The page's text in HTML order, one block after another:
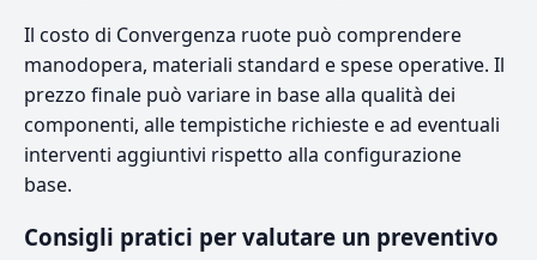
Il costo di Convergenza ruote può comprendere
manodopera, materiali standard e spese operative. Il
prezzo finale può variare in base alla qualità dei
componenti, alle tempistiche richieste e ad eventuali
interventi aggiuntivi rispetto alla configurazione
base.
Consigli pratici per valutare un preventivo